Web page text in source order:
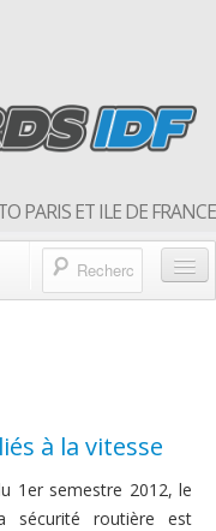
ET ILE DE FRANCE
à la vitesse
1er semestre 2012, le
sécurité routière est